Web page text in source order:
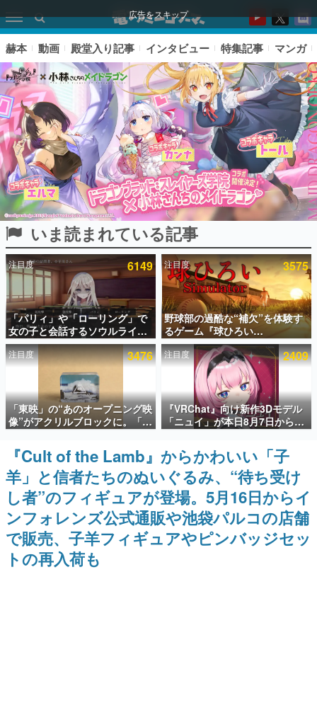
広告をスキップ
ピックアップ
電ファミのいま読まれている記事ランキング
アプリセール情報
インタビュー
連載・特集一覧
殿堂入り記事
SNS拡散数が数千以上！ ページビュー数万以上！ などな
ど。多くの人々に読まれた、電ファミ渾身の“殿堂入り”記
事をまとめました。
ゲームの企画書
名作ゲームクリエイターの方々に製作時のエピソードをお
聞きし、ヒットする企画（ゲーム）とは何か？を探ってい
きます。
赫本
この物語を解いてはいけない。『赫本』は、〈試験問題〉
の形をした短編ホラー小説集です。
新世代に訊く
赫本 動画 殿堂入り記事 インタビュー 特集記事 マンガ
いま読まれている記事
注目度 6149
「パリィ」や「ローリング」で
女の子と会話するソウルライク
恋愛ゲーム『小早川さんはソウ
ルライク』無料公開。返事に失
敗すると「YOU DIED」
注目度 3575
野球部の過酷な“補欠”を体験す
るゲーム『球ひろい
Simulator』が「1件」のウィッ
シュリストをもとにチェコ語に
対応しSNSで話題に。『キング
ダム・カム』開発元やチェコの
プロ野球選手から称賛の声
注目度 3476
「東映」の“あのオープニング映
像”がアクリルブロックに。「東
映ヒストリカル グッズコレクシ
ョン」が8月下旬より発売
注目度 2409
『VRChat』向け新作3Dモデル
「ニュイ」が本日8月7日から
BOOTHにて発売。瞳に光る星
や感情豊かな表情が、小悪魔か
わいい
『Cult of the Lamb』からかわいい「子
羊」と信者たちのぬいぐるみ、“待ち受け
し者”のフィギュアが登場。5月16日からイ
ンフォレンズ公式通販や池袋パルコの店舗
で販売、子羊フィギュアやピンバッジセッ
トの再入荷も